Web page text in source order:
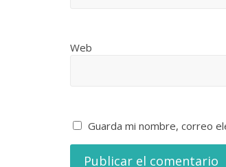
Web
Guarda mi nombre, correo